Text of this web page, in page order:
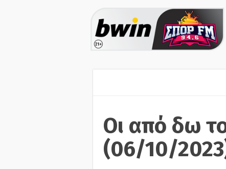
Οι από δω
(06/10/